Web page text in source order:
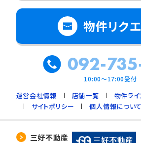
物件リク
092-
10:00～17:00受付
運営会社情報 店舗一覧
物件ライ
サイトポリシー
個人情報について
三好不動産